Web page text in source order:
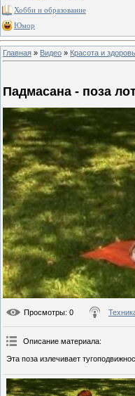
Хобби и образование
Юмор
Главная » Видео » Красота и
Падмасана - поза
Просмотры: 0
Описание материала:
Эта поза излечивает